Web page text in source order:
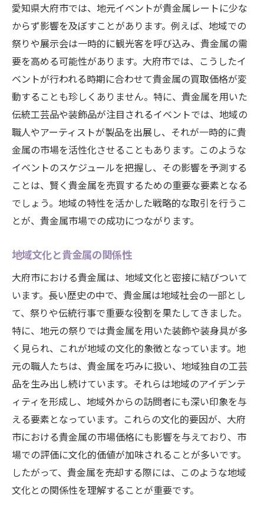
愛知県大府市では、地元イベントが貴金属レートに少な
からず影響を及ぼすことがあります。例えば、地域での
祭りや展示会は一時的に観光客を呼び込み、貴金属の需
要を高める可能性があります。大府市では、こうしたイ
ベントが行われる時期に合わせて貴金属の買取価格が変
動することも珍しくありません。特に、貴金属を用いた
伝統工芸品や装飾品が注目されるイベントでは、地域の
職人やアーティストが製品を出展し、それが一時的に貴
金属の市場を活性化させることもあります。このような
イベントのスケジュールを把握し、その影響を予測する
ことは、賢く貴金属を売買するための重要な要素となる
でしょう。地域の特性を活かした戦略的な取引を行うこ
とが、貴金属市場での成功につながります。
地域文化と貴金属の関係性
大府市における貴金属は、地域文化と密接に結びついて
います。長い歴史の中で、貴金属は地域社会の一部とし
て、祭りや伝統行事で重要な役割を果たしてきました。
特に、地元の祭りでは貴金属を用いた装飾や装身具が多
く見られ、これが地域の文化的象徴となっています。地
元の職人たちは、貴金属を巧みに扱い、地域独自の工芸
品を生み出し続けています。それらは地域のアイデンテ
ィティを形成し、地域外からの訪問者にも深い印象を与
える要素となっています。これらの文化的要因が、大府
市における貴金属の市場価格にも影響を与えており、市
場での評価に文化的価値が加味されることが多いです。
したがって、貴金属を売却する際には、このような地域
文化との関係性を理解することが重要です。